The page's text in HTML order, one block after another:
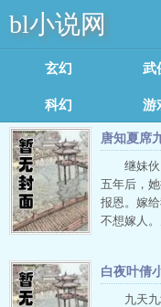
bl小说网
玄幻魔法 武
科幻灵异 游
足迹记录
唐知夏席
继妹
五年后，
报恩。嫁
不想嫁人
白夜叶倩
九天